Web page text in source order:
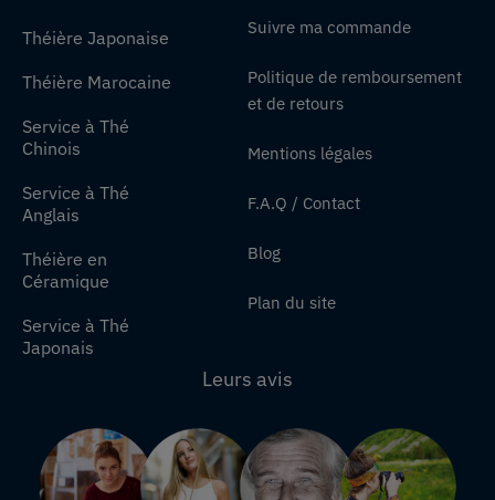
Théière Japonaise
Théière Marocaine
Service à Thé
Chinois
Service à Thé
Anglais
Théière en
Céramique
Service à Thé
Japonais
Suivre ma commande
Politique de remboursement
et de retours
Mentions légales
F.A.Q / Contact
Blog
Plan du site
Leurs avis